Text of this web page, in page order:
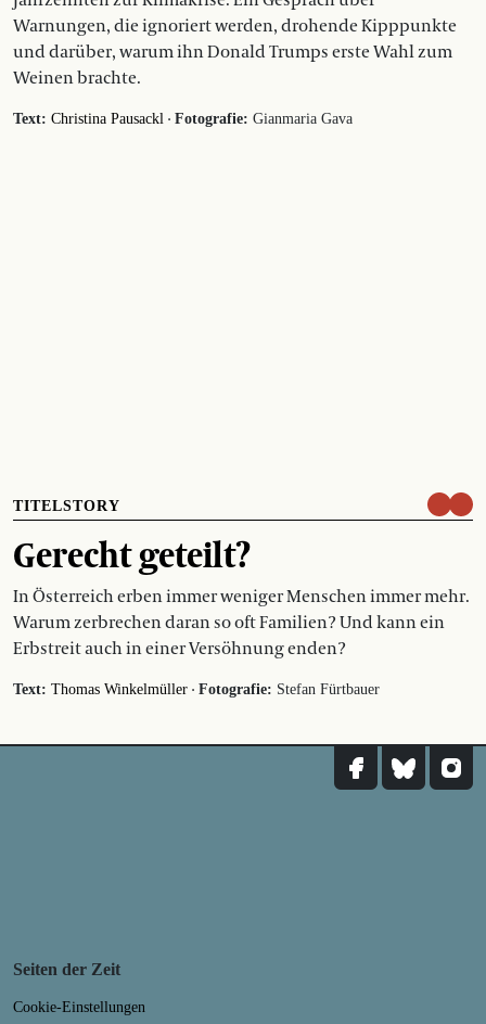
Warnungen, die ignoriert werden, drohende Kipppunkte
und darüber, warum ihn Donald Trumps erste Wahl zum
Weinen brachte.
Text: Christina Pausackl · Fotografie: Gianmaria Gava
TITELSTORY
Gerecht geteilt?
In Österreich erben immer weniger Menschen immer mehr.
Warum zerbrechen daran so oft Familien? Und kann ein
Erbstreit auch in einer Versöhnung enden?
Text: Thomas Winkelmüller · Fotografie: Stefan Fürtbauer
Seiten der Zeit
Cookie-Einstellungen